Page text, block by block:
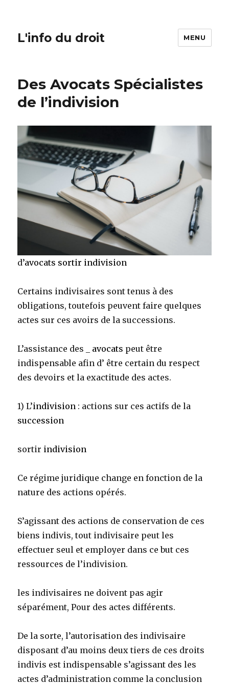
L'info du droit MENU
Des Avocats Spécialistes
de l’indivision
d’avocats sortir indivision
Certains indivisaires sont tenus à des
obligations, toutefois peuvent faire quelques
actes sur ces avoirs de la successions.
L’assistance des _ avocats peut être
indispensable afin d’ être certain du respect
des devoirs et la exactitude des actes.
1) L’indivision : actions sur ces actifs de la
succession
sortir indivision
Ce régime juridique change en fonction de la
nature des actions opérés.
S’agissant des actions de conservation de ces
biens indivis, tout indivisaire peut les
effectuer seul et employer dans ce but ces
ressources de l’indivision.
les indivisaires ne doivent pas agir
séparément, Pour des actes différents.
De la sorte, l’autorisation des indivisaire
disposant d’au moins deux tiers de ces droits
indivis est indispensable s’agissant des les
actes d’administration comme la conclusion